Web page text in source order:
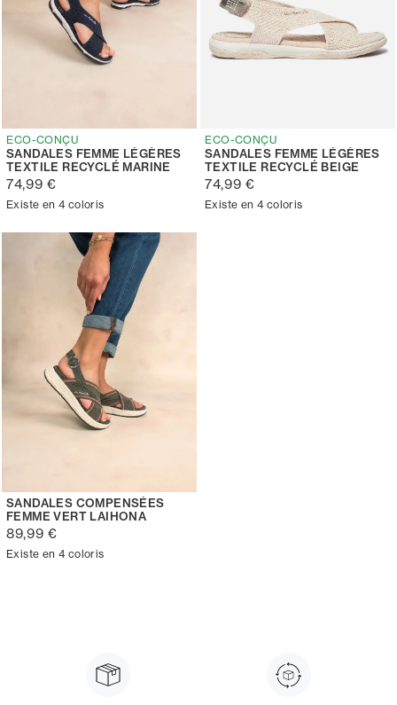
ECO-CONÇU
SANDALES FEMME LÉGÈRES
TEXTILE RECYCLÉ MARINE
74,99 €
Existe en 4 coloris
ECO-CONÇU
SANDALES FEMME LÉGÈRES
TEXTILE RECYCLÉ BEIGE
74,99 €
Existe en 4 coloris
SANDALES COMPENSÉES
FEMME VERT LAIHONA
89,99 €
Existe en 4 coloris